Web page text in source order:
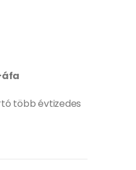
több évtizedes